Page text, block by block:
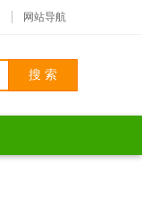
网站导航